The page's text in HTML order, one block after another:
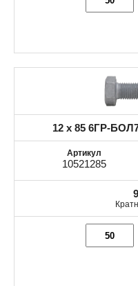
12 x 85 6ГР-
10521285